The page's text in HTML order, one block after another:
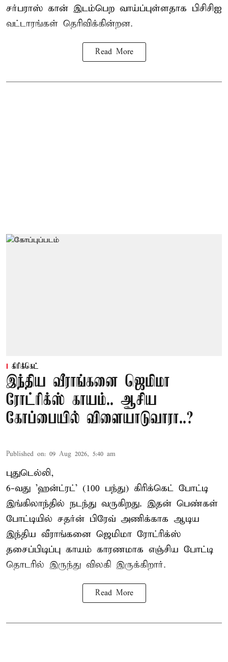
சர்பராஸ் கான் இடம்பெற வாய்ப்புள்ளதாக பிசிசிஐ
வட்டாரங்கள் தெரிவிக்கின்றன.
Read More
கிரிக்கெட்
இந்திய வீராங்கனை ஜெமிமா
ரோட்ரிக்ஸ் காயம்.. ஆசிய
கோப்பையில் விளையாடுவாரா..?
Published on: 09 Aug 2026, 5:40 am
புதுடெல்லி,
6-வது 'ஹன்ட்ரட்' (100 பந்து) கிரிக்கெட் போட்டி
இங்கிலாந்தில் நடந்து வருகிறது. இதன் பெண்கள்
போட்டியில் சதர்ன் பிரேவ் அணிக்காக ஆடிய
இந்திய வீராங்கனை ஜெமிமா ரோட்ரிக்ஸ்
தசைப்பிடிப்பு காயம் காரணமாக எஞ்சிய போட்டி
தொடரில் இருந்து விலகி இருக்கிறார்.
Read More